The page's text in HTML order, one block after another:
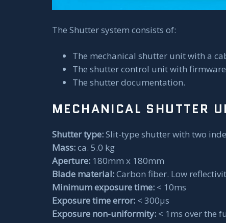
The Shutter system consists of:
The mechanical shutter unit with a
The shutter control unit with
The shutter documentation.
MECHANICAL SHUTTER
Shutter type:Slit-type shutter with two
Mass:ca. 5.0 kg
Aperture: 180mm x 180mm
Blade material:Carbon fiber. Low
Minimum exposure time: < 10ms
Exposure time error: < 300µs
Exposure non-uniformity: < 1ms over the